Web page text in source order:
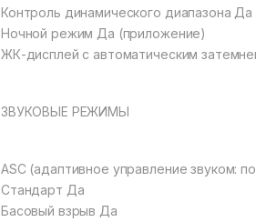
Контроль динамического диапазона
Ночной режим Да (приложение)
ЖК-дисплей с автоматическим
ЗВУКОВЫЕ РЕЖИМЫ
ASC (адаптивное управление звуком:
Стандарт Да
Басовый взрыв Да